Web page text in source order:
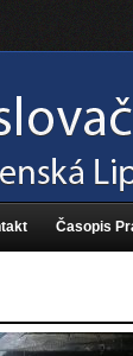
Časopis